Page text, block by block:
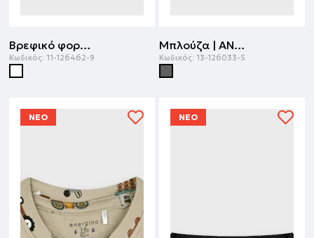
Βρεφικό φορμάκι με σαλιάρα | ΕΜΠΡΙΜΕ
Κωδικός: 11-126462-9
Μπλούζα | ΑΝΘΡΑΚΙ
Κωδικός: 13-126033-5
ΝΕΟ ΝΕΟ